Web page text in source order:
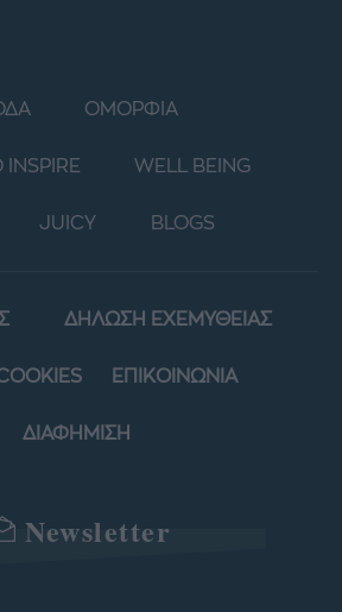
ΟΜΟΡΦΙΑ
INSPIRE WELL BEING
JUICY BLOGS
ΔΗΛΩΣΗ ΕΧΕΜΥΘΕΙΑΣ
ΕΠΙΚΟΙΝΩΝΙΑ
ΔΙΑΦΗΜΙΣΗ
Newsletter